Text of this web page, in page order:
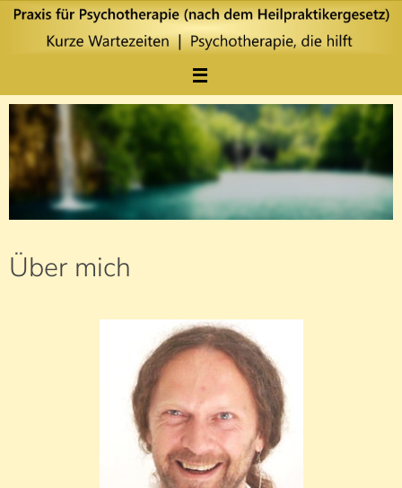
Zum
springen
Über mich